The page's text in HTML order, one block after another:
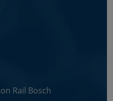
Rail Bosch